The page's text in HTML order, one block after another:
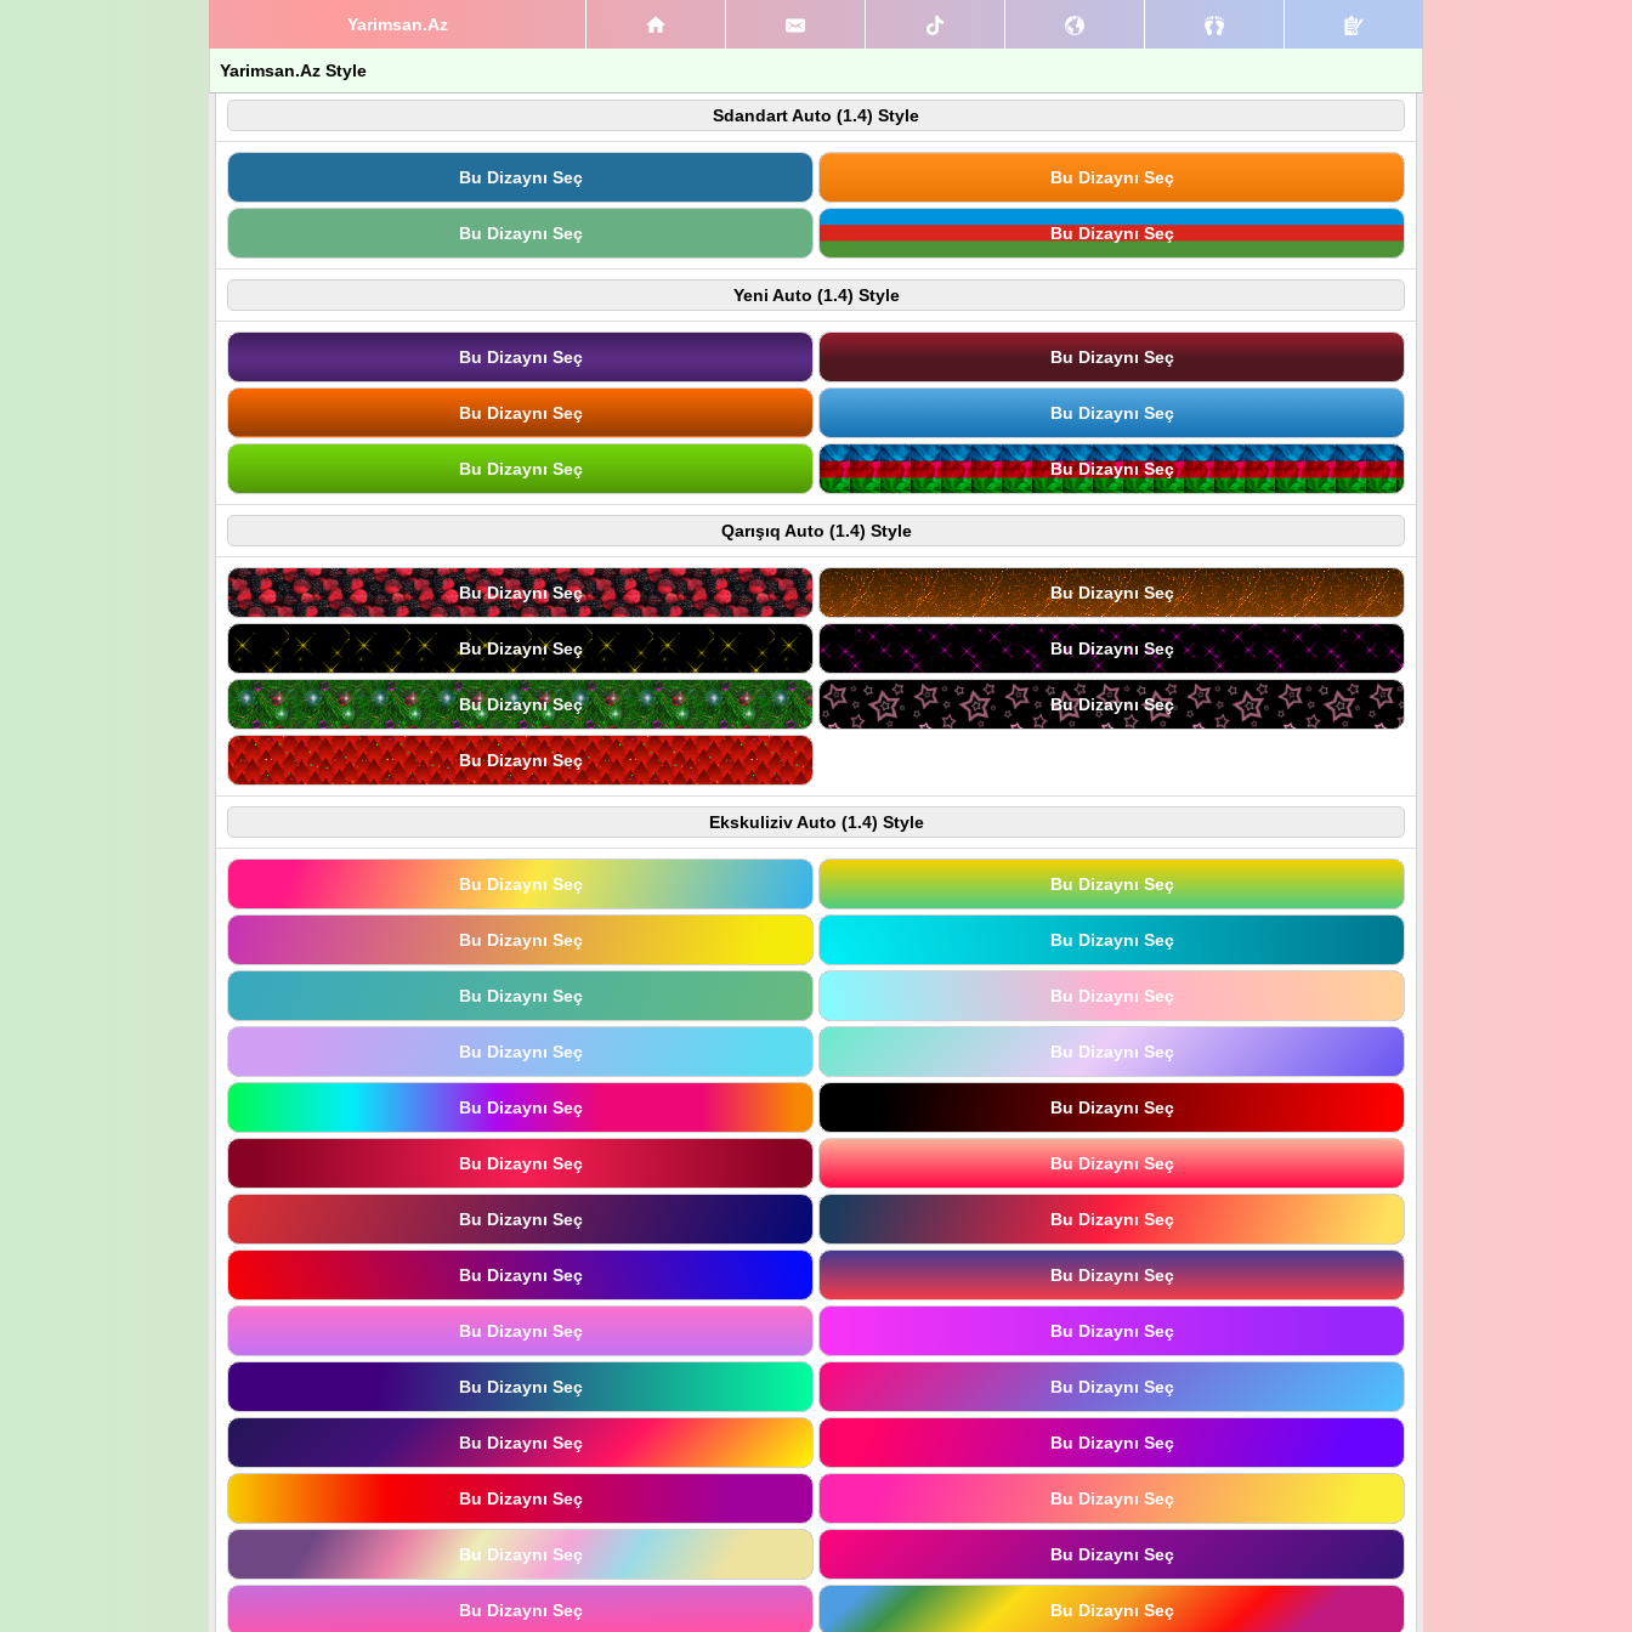
Yarimsan.Az
Yarimsan.Az Style
Sdandart Auto (1.4) Style
Bu Dizaynı Seç Bu Dizaynı Seç
Bu Dizaynı Seç Bu Dizaynı Seç
Yeni Auto (1.4) Style
Bu Dizaynı Seç Bu Dizaynı Seç
Bu Dizaynı Seç Bu Dizaynı Seç
Bu Dizaynı Seç Bu Dizaynı Seç
Qarışıq Auto (1.4) Style
Bu Dizaynı Seç Bu Dizaynı Seç
Bu Dizaynı Seç Bu Dizaynı Seç
Bu Dizaynı Seç Bu Dizaynı Seç
Bu Dizaynı Seç
Ekskuliziv Auto (1.4) Style
Bu Dizaynı Seç Bu Dizaynı Seç
Bu Dizaynı Seç Bu Dizaynı Seç
Bu Dizaynı Seç Bu Dizaynı Seç
Bu Dizaynı Seç Bu Dizaynı Seç
Bu Dizaynı Seç Bu Dizaynı Seç
Bu Dizaynı Seç Bu Dizaynı Seç
Bu Dizaynı Seç Bu Dizaynı Seç
Bu Dizaynı Seç Bu Dizaynı Seç
Bu Dizaynı Seç Bu Dizaynı Seç
Bu Dizaynı Seç Bu Dizaynı Seç
Bu Dizaynı Seç Bu Dizaynı Seç
Bu Dizaynı Seç Bu Dizaynı Seç
Bu Dizaynı Seç Bu Dizaynı Seç
Bu Dizaynı Seç Bu Dizaynı Seç